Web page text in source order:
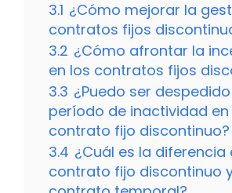
3.1 ¿Cómo mejorar la
contratos fijos
3.2 ¿Cómo afrontar la
en los contratos fijos
3.3 ¿Puedo ser
período de inactividad en
contrato fijo discontinuo?
3.4 ¿Cuál es la diferencia
contrato fijo discontinuo